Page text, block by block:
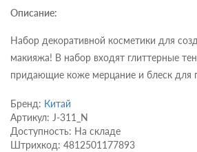
Описание:
Набор декоративной косметики для
макияжа! В набор входят глиттерные
придающие коже мерцание и блеск для
Бренд: Китай
Артикул: J-311_N
Доступность: На складе
Штрихкод: 4812501177893